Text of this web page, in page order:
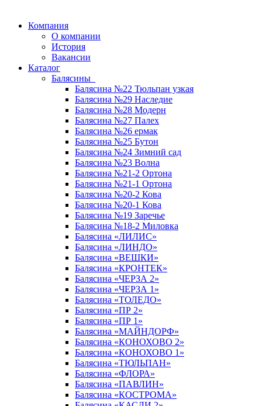
Компания
О компании
История
Вакансии
Каталог
Балясины
Балясина №22 Тюльпан узкая
Балясина №29 Наследие
Балясина №28 Модерн
Балясина №27 Палех
Балясина №26 ермак
Балясина №25 Бутон
Балясина №24 Зимний сад
Балясина №23 Волна
Балясина №21-2 Ортона
Балясина №21-1 Ортона
Балясина №20-2 Кова
Балясина №20-1 Кова
Балясина №19 Заречье
Балясина №18-2 Миловка
Балясина «ЛИЛИС»
Балясина «ЛИНДО»
Балясина «ВЕШКИ»
Балясина «КРОНТЕК»
Балясина «ЧЕРЗА 2»
Балясина «ЧЕРЗА 1»
Балясина «ТОЛЕДО»
Балясина «ПР 2»
Балясина «ПР 1»
Балясина «МАЙНДОРФ»
Балясина «КОНОХОВО 2»
Балясина «КОНОХОВО 1»
Балясина «ТЮЛЬПАН»
Балясина «ФЛОРА»
Балясина «ПАВЛИН»
Балясина «КОСТРОМА»